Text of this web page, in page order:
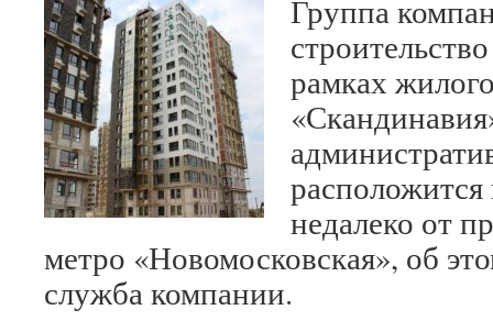
Группа
рамках
недалеко от
метро «Новомосковская», об
служба компании.